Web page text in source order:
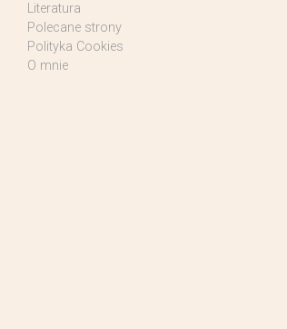
Literatura
Polecane strony
Polityka Cookies
O mnie